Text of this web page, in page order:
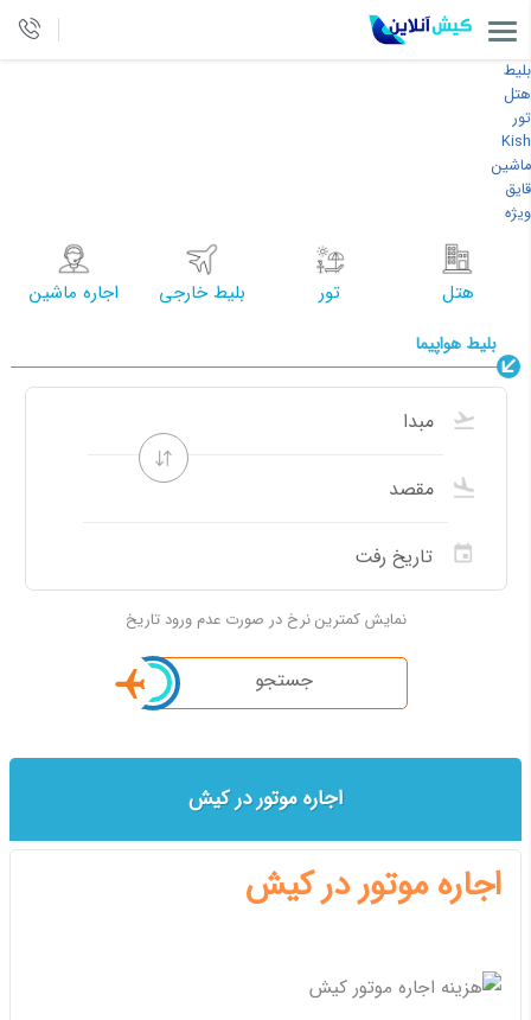
بلیط
هتل
تور
Kish
ماشین
قایق
ویژه
هتل تور بلیط خارجی اجاره ماشین
بلیط هواپیما
نمایش کمترین نرخ در صورت عدم ورود تاریخ
جستجو
اجاره موتور در کیش
اجاره موتور در کیش